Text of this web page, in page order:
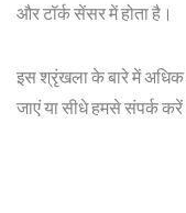
और टॉर्क सेंसर में होता है।
इस श्रृंखला के बारे में अधिक
जाएं या सीधे हमसे संपर्क